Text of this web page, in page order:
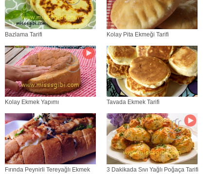
Bazlama Tarifi Kolay Pita Ekmeği Tarifi
Kolay Ekmek Yapımı Tavada Ekmek Tarifi
Fırında Peynirli Tereyağlı Ekmek 3 Dakikada Sıvı Yağlı Poğaça Tarifi